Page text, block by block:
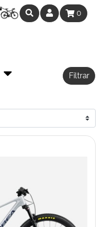
0
Filtrar